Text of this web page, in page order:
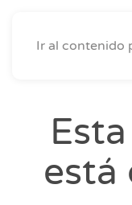
Ir al contenido
está